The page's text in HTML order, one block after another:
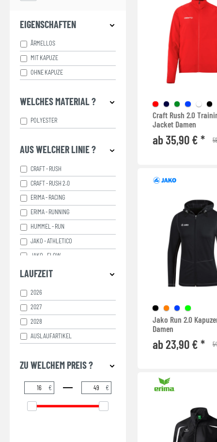
EIGENSCHAFTEN
ÄRMELLOS
MIT KAPUZE
OHNE KAPUZE
WELCHES MATERIAL ?
POLYESTER
AUS WELCHER LINIE ?
CRAFT - RUSH
CRAFT - RUSH 2.0
ERIMA - RACING
ERIMA - RUNNING
HUMMEL - RUN
JAKO - ATHLETICO
JAKO - FLOW
JAKO - RUN
JOMA - RECORD
PUMA - CROSS THE LINE
LAUFZEIT
2026
2027
2028
AUSLAUFARTIKEL
ZU WELCHEM PREIS ?
€ €
Craft Rush 2.0
Jacket Damen
ab 35,90 € *
Jako Run 2.0
Damen
ab 23,90 € *